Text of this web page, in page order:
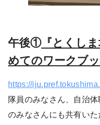
午後①『とくし
めてのワークブッ
https://
隊員のみなさん、自治
のみなさんにも共有いた